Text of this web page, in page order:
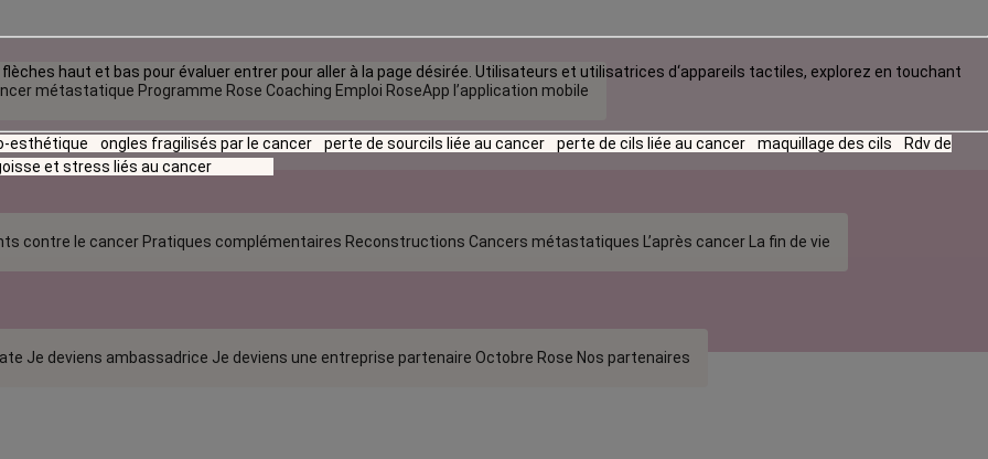
métastatique Programme Rose Coaching Emploi RoseApp l’application mobile
contre le cancer Pratiques complémentaires Reconstructions Cancers métastatiques L’après cancer La fin de vie
Je deviens ambassadrice Je deviens une entreprise partenaire Octobre Rose Nos partenaires
haut et bas pour évaluer entrer pour aller à la page désirée. Utilisateurs et utilisatrices d‘appareils tactiles, explorez en touchant
esthétique ongles fragilisés par le cancer perte de sourcils liée au cancer perte de cils liée au cancer maquillage des cils
Rdv de
et stress liés au cancer